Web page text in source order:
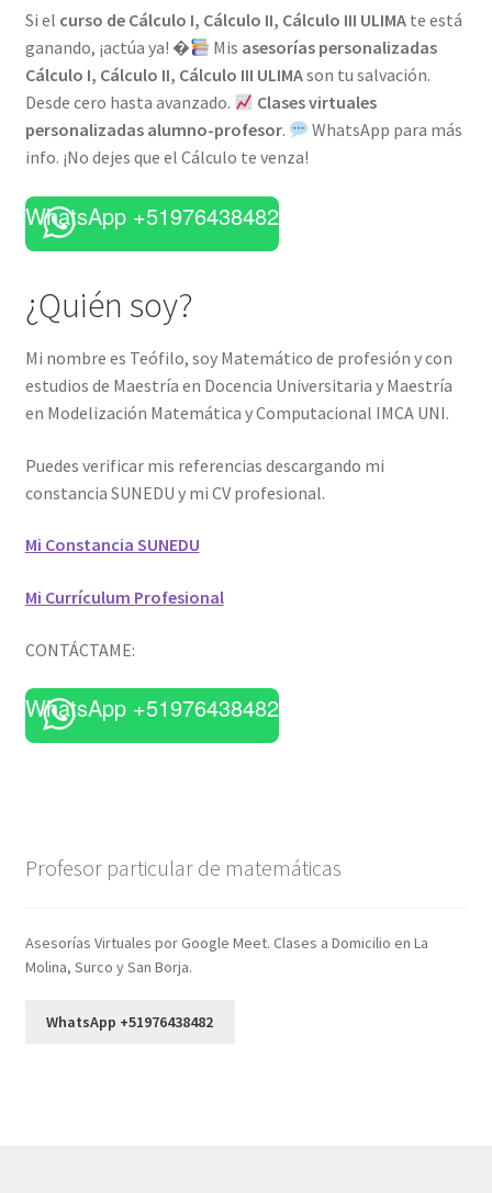
Si el curso de Cálculo I, Cálculo II, Cálculo III ULIMAte está
ganando, ¡actúa ya! �
Mis asesorías personalizadas
Cálculo I, Cálculo II, Cálculo III ULIMAson tu salvación.
Desde cero hasta avanzado.
Clases virtuales
personalizadas alumno-profesor.
WhatsApp para más
info. ¡No dejes que el Cálculo te venza!
WhatsApp +51976438482
¿Quién soy?
Mi nombre es Teófilo, soy Matemático de profesión y con
estudios de Maestría en Docencia Universitaria y Maestría
en Modelización Matemática y Computacional IMCA UNI.
Puedes verificar mis referencias descargando mi
constancia SUNEDU y mi CV profesional.
Mi Constancia SUNEDU
Mi Currículum Profesional
CONTÁCTAME:
WhatsApp +51976438482
Profesor particular de matemáticas
Asesorías Virtuales por Google Meet. Clases a Domicilio en La
Molina, Surco y San Borja.
WhatsApp +51976438482